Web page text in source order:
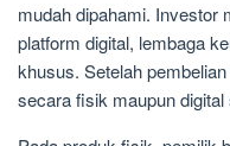
mudah dipahami. Investor
platform digital, lembaga
khusus. Setelah
secara fisik maupun